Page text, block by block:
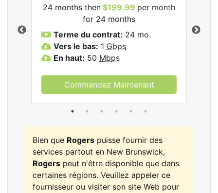
24 months then $199.99 per month
for 24 months
Terme du contrat: 24 mo.
Vers le bas: 1 Gbps
En haut: 50 Mbps
Commandez Maintenant
Bien que Rogers puisse fournir des
services partout en New Brunswick,
Rogers peut n'être disponible que dans
certaines régions. Veuillez appeler ce
fournisseur ou visiter son site Web pour